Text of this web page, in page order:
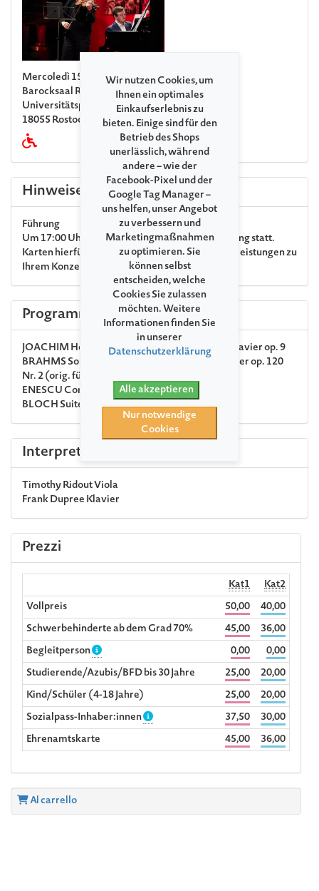
Mercoledì 15. Luglio 2026 19:00
Barocksaal Rostock
Universitätsplatz 5
18055 Rostock
Hinweise
Führung
Um 17:00 Uhr findet eine kostenpflichtige Führung statt.
Karten hierfür können unter dem Punkt »Zusatzleistungen zu
Ihrem Konzert« gebucht werden.
Programma
JOACHIM Hebräische Melodien für Viola und Klavier op. 9
BRAHMSSonate Nr. 2 Es-Dur für Viola und Klavier op. 120
Nr. 2 (orig. für Klarinette und Klavier)
ENESCUConcertstück für Viola und Klavier
BLOCHSuite für Viola und Klavier
Interpreti
Timothy RidoutViola
Frank Dupree Klavier
Prezzi
Kat1
Kat2
Vollpreis
50,00
40,00
Schwerbehinderte ab dem Grad 70%
45,00
36,00
Begleitperson
0,00
0,00
Studierende/Azubis/BFD bis 30 Jahre
25,00
20,00
Kind/Schüler (4-18 Jahre)
25,00
20,00
Sozialpass-Inhaber:innen
37,50
30,00
Ehrenamtskarte
45,00 36,00
Al carrello
Wir nutzen Cookies, um
Ihnen ein optimales
Einkaufserlebnis zu
bieten. Einige sind für den
Betrieb des Shops
unerlässlich, während
andere – wie der
Facebook-Pixel und der
Google Tag Manager –
uns helfen, unser Angebot
zu verbessern und
Marketingmaßnahmen
zu optimieren. Sie
können selbst
entscheiden, welche
Cookies Sie zulassen
möchten. Weitere
Informationen finden Sie
in unserer
Datenschutzerklärung
Alle akzeptieren
Nur notwendige
Cookies